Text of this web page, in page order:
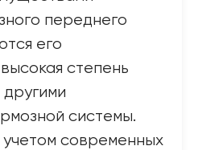
переднего
его
степень
системы.
учетом современных